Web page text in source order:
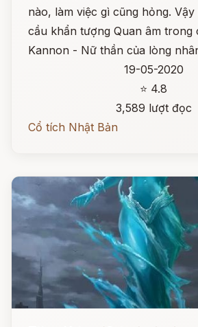
nào, làm việc gì cũng hỏng.
cầu khẩn tượng Quan âm trong
Kannon - Nữ thần của lòng
19-05-2020
⭐ 4.8
3,589 lượt đọc
Cổ tích Nhật Bản